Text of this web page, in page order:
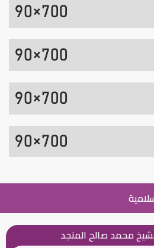
محمد صالح المنجد